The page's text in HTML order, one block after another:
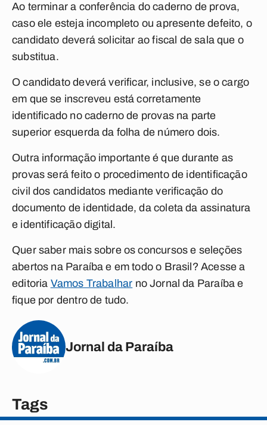
Ao terminar a conferência do caderno de prova,
caso ele esteja incompleto ou apresente defeito, o
candidato deverá solicitar ao fiscal de sala que o
substitua.
O candidato deverá verificar, inclusive, se o cargo
em que se inscreveu está corretamente
identificado no caderno de provas na parte
superior esquerda da folha de número dois.
Outra informação importante é que durante as
provas será feito o procedimento de identificação
civil dos candidatos mediante verificação do
documento de identidade, da coleta da assinatura
e identificação digital.
Quer saber mais sobre os concursos e seleções
abertos na Paraíba e em todo o Brasil? Acesse a
editoria Vamos Trabalhar no Jornal da Paraíba e
fique por dentro de tudo.
Jornal da Paraíba
Tags